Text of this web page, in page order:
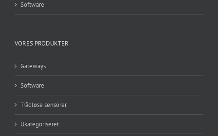
Software
VORES PRODUKTER
Gateways
Software
Trådløse sensorer
Ukategoriseret